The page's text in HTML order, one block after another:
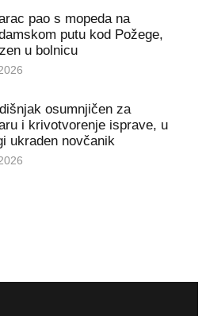
pao s mopeda na
putu kod Požege,
u bolnicu
osumnjičen za
i krivotvorenje isprave, u
ukraden novčanik